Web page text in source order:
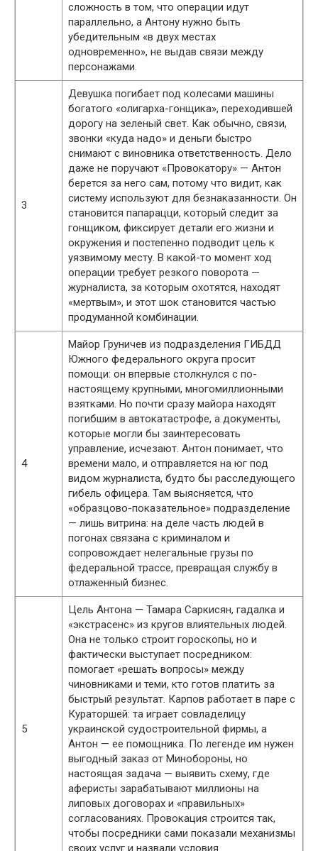
сложность в том, что операции идут
параллельно, а Антону нужно быть
убедительным «в двух местах
одновременно», не выдав связи между
персонажами.
3
Девушка погибает под колесами машины
богатого «олигарха-гонщика», переходившей
дорогу на зеленый свет. Как обычно, связи,
звонки «куда надо» и деньги быстро
снимают с виновника ответственность. Дело
даже не поручают «Провокатору» — Антон
берется за него сам, потому что видит, как
систему используют для безнаказанности. Он
становится папарацци, который следит за
гонщиком, фиксирует детали его жизни и
окружения и постепенно подводит цель к
уязвимому месту. В какой-то момент ход
операции требует резкого поворота —
журналиста, за которым охотятся, находят
«мертвым», и этот шок становится частью
продуманной комбинации.
4
Майор Груничев из подразделения ГИБДД
Южного федерального округа просит
помощи: он впервые столкнулся с по-
настоящему крупными, многомиллионными
взятками. Но почти сразу майора находят
погибшим в автокатастрофе, а документы,
которые могли бы заинтересовать
управление, исчезают. Антон понимает, что
времени мало, и отправляется на юг под
видом журналиста, будто бы расследующего
гибель офицера. Там выясняется, что
«образцово-показательное» подразделение
— лишь витрина: на деле часть людей в
погонах связана с криминалом и
сопровождает нелегальные грузы по
федеральной трассе, превращая службу в
отлаженный бизнес.
5
Цель Антона — Тамара Саркисян, гадалка и
«экстрасенс» из кругов влиятельных людей.
Она не только строит гороскопы, но и
фактически выступает посредником:
помогает «решать вопросы» между
чиновниками и теми, кто готов платить за
быстрый результат. Карпов работает в паре с
Кураторшей: та играет совладелицу
украинской судостроительной фирмы, а
Антон — ее помощника. По легенде им нужен
выгодный заказ от Минобороны, но
настоящая задача — выявить схему, где
аферисты зарабатывают миллионы на
липовых договорах и «правильных»
согласованиях. Провокация строится так,
чтобы посредники сами показали механизмы